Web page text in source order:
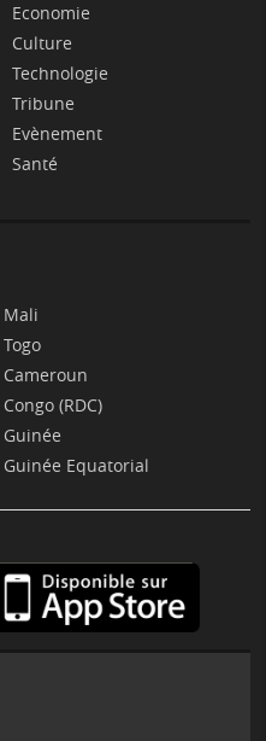
Economie
Culture
Technologie
Tribune
Evènement
Santé
Mali
Togo
Cameroun
Congo (RDC)
Guinée
Guinée Equatorial